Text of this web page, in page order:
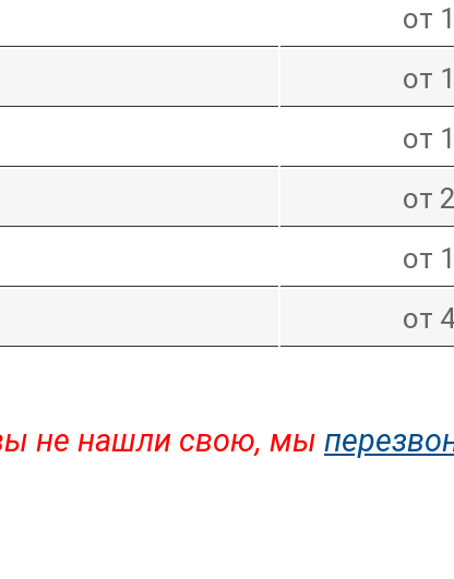
от
от
от
от
от
от
не нашли свою, мы